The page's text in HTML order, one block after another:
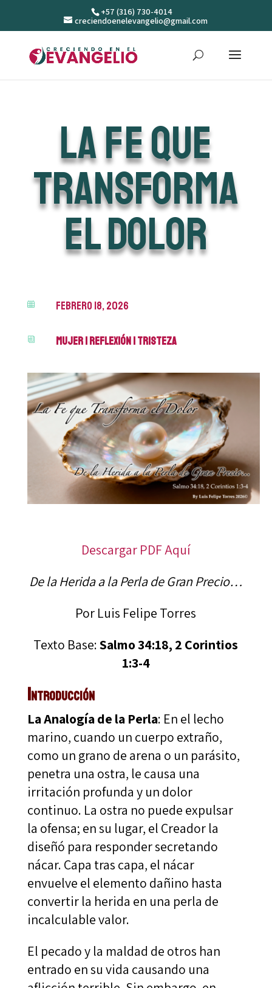
+57 (316) 730-4014
creciendoenelevangelio@gmail.com
La Fe que
Transforma
el Dolor
 febrero 18, 2026
i Mujer|Reflexión|Tristeza
Descargar PDF Aquí
De la Herida a la Perla de Gran Precio…
Por Luis Felipe Torres
Texto Base:Salmo 34:18, 2 Corintios
1:3-4
Introducción
La Analogía de la Perla: En el lecho
marino, cuando un cuerpo extraño,
como un grano de arena o un parásito,
penetra una ostra, le causa una
irritación profunda y un dolor
continuo. La ostra no puede expulsar
la ofensa; en su lugar, el Creador la
diseñó para responder secretando
nácar. Capa tras capa, el nácar
envuelve el elemento dañino hasta
convertir la herida en una perla de
incalculable valor.
El pecado y la maldad de otros han
entrado en su vida causando una